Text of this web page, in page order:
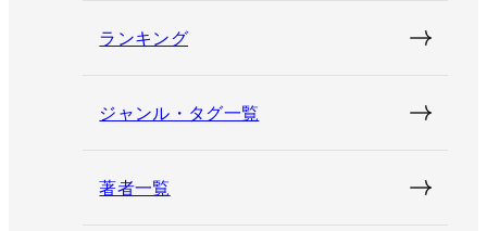
ランキング
ジャンル・タグ一覧
著者一覧